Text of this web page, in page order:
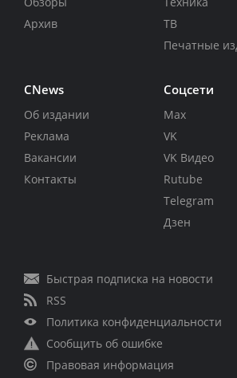
Архив
ТВ
Печатные
CNews
Об издании
Реклама
Вакансии
Контакты
Соцсети
Max
VK
VK Видео
Rutube
Telegram
Дзен
Быстрая подписка на новости
RSS
Политика конфиденциальности
Сообщить об ошибке
Правовая информация